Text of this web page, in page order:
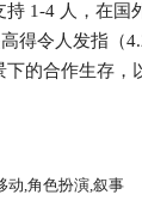
1-4 人，在国
得令人发指（
的合作生存
动,角色扮演,叙事